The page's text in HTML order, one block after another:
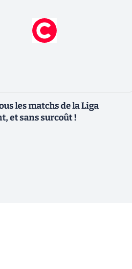
les matchs de la Liga
et sans surcoût !